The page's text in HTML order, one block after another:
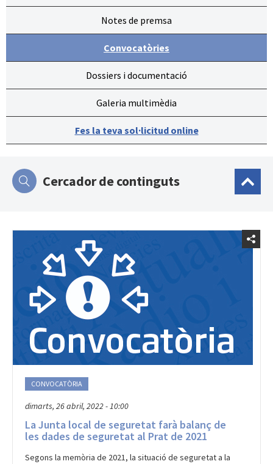
Notes de premsa
Convocatòries
Dossiers i documentació
Galeria multimèdia
Fes la teva sol·licitud online
Cercador de continguts
CONVOCATÒRIA
dimarts, 26 abril, 2022 - 10:00
La Junta local de seguretat farà balanç de
les dades de seguretat al Prat de 2021
Segons la memòria de 2021, la situació de seguretat a la